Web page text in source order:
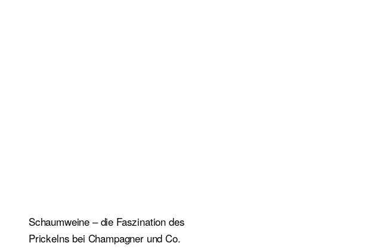
Schaumweine – die Faszination des
Prickelns bei Champagner und Co.